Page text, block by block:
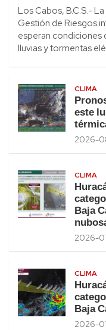
Los Cabos, B.C.S.-
Gestión de Riesgos
esperan condiciones
lluvias y tormentas
CLIMA
este
2026-
CLIMA
Baja
2026-
CLIMA
Baja
2026-